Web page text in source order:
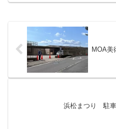
MOA
浜松まつり 駐